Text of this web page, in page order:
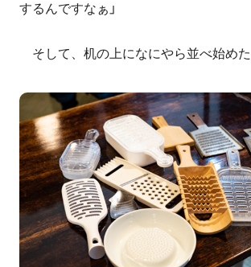
するんですなぁ」
そして、机の上になにやら並べ始めた